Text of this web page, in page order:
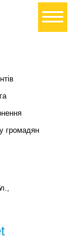
громадян